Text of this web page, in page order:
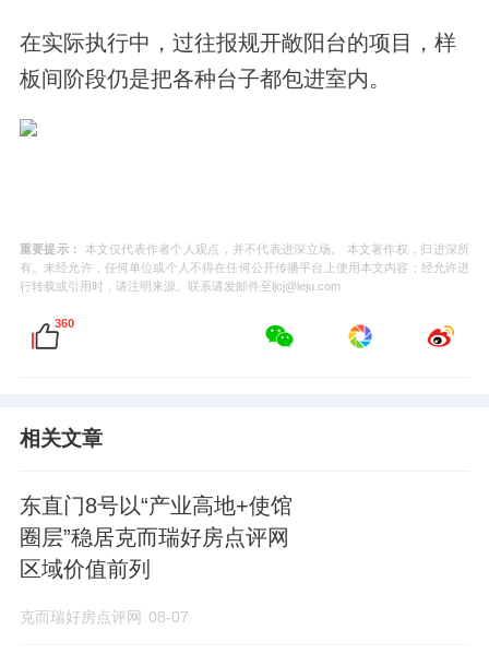
在实际执行中，过往报规开敞阳台的项目，样
板间阶段仍是把各种台子都包进室内。
重要提示：
本文仅代表作者个人观点，并不代表进深立场。 本文著作权，归进深所
有。未经允许，任何单位或个人不得在任何公开传播平台上使用本文内容；经允许进
行转载或引用时，请注明来源。联系请发邮件至ljcj@leju.com
360
相关文章
东直门8号以“产业高地+使馆
圈层”稳居克而瑞好房点评网
区域价值前列
克而瑞好房点评网 08-07